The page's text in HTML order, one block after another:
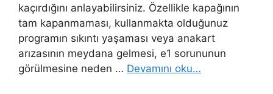
kaçırdığını anlayabilirsiniz. Özellikle kapağının
tam kapanmaması, kullanmakta olduğunuz
programın sıkıntı yaşaması veya anakart
arızasının meydana gelmesi, e1 sorununun
görülmesine neden … Devamını oku…